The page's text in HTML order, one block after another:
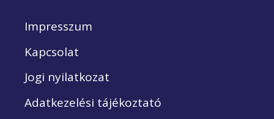
Impresszum
Kapcsolat
Jogi nyilatkozat
Adatkezelési tájékoztató